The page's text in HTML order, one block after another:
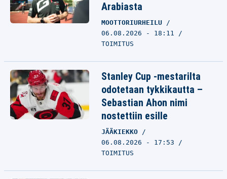
Arabiasta
MOOTTORIURHEILU
06.08.2026 - 18:11
TOIMITUS
Stanley Cup -mestarilta
odotetaan tykkikautta –
Sebastian Ahon nimi
nostettiin esille
JÄÄKIEKKO
06.08.2026 - 17:53
TOIMITUS